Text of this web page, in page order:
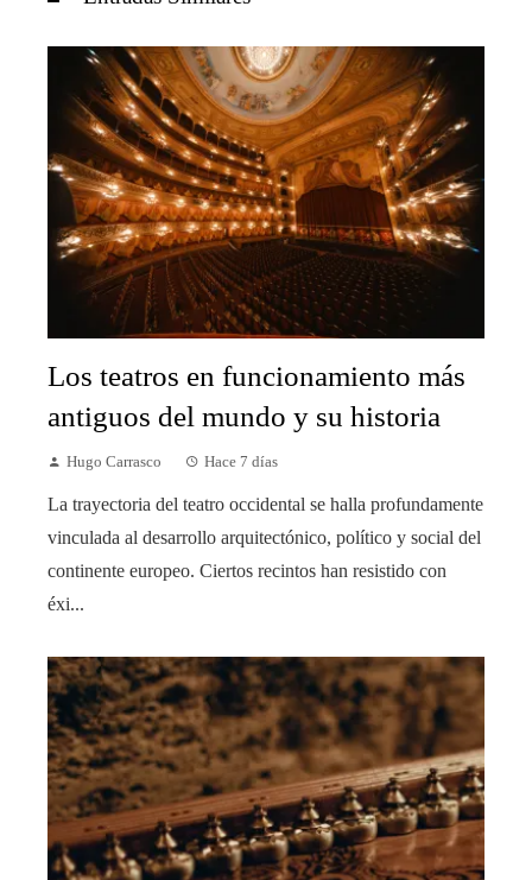
Los teatros en funcionamiento más
antiguos del mundo y su historia
Hugo Carrasco Hace 7 días
La trayectoria del teatro occidental se halla profundamente
vinculada al desarrollo arquitectónico, político y social del
continente europeo. Ciertos recintos han resistido con
éxi...